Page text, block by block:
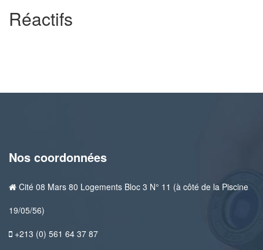
Réactifs
Nos coordonnées
Cité 08 Mars 80 Logements Bloc 3 N° 11 (à côté de la Piscine
19/05/56)
+213 (0) 561 64 37 87